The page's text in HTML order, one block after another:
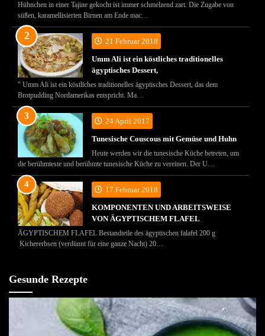
Hühnchen in einer Tajine gekocht ist immer schmelzend zart. Die Zugabe von
süßen, karamellisierten Birnen am Ende mac…
21 Februar 2018
Umm Ali ist ein köstliches traditionelles
ägyptisches Dessert,
" Umm Ali ist ein köstliches traditionelles ägyptisches Dessert, das dem
Brotpudding Nordamerikas entspricht. Ma…
24 April 2017
Tunesische Couscous mit Gemüse und Huhn
Heute werden wir die tunesische Küche betreten, um
die berühmteste und berühmte tunesische Küche zu vereinen. Der U…
17 Februar 2018
KOMPONENTEN UND ARBEITSWEISE
VON ÄGYPTISCHEM FLAFEL
ÄGYPTISCHEM FLAFEL Bestandteile des ägyptischen falafel 200 g
Kichererbsen (verdünnt für eine ganze Nacht) 20…
Gesunde Rezepte